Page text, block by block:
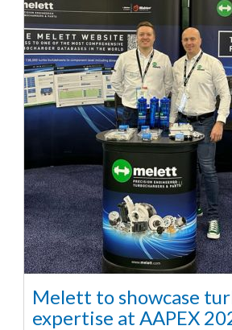
Melett to showcase
expertise at AAPEX